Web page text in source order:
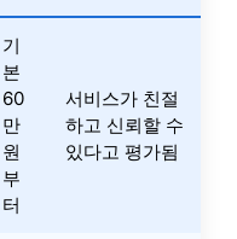
기
본
60
만
원
부
터
서비스가 친절
하고 신뢰할 수
있다고 평가됨